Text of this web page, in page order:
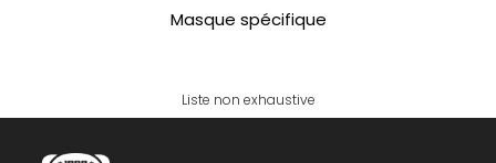
Masque spécifique
Liste non exhaustive